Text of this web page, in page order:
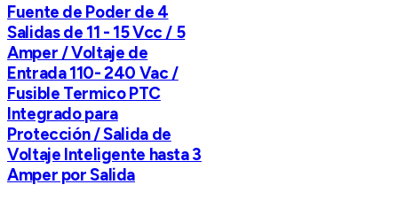
Fuente de Poder de 4
Salidas de 11 - 15 Vcc / 5
Amper / Voltaje de
Entrada 110- 240 Vac /
Fusible Termico PTC
Integrado para
Protección / Salida de
Voltaje Inteligente hasta 3
Amper por Salida